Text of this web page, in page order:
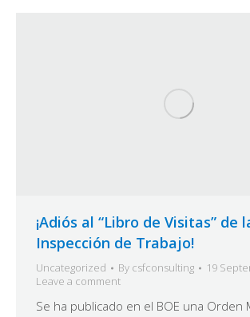
¡Adiós al “Libro de Visitas” de
Inspección de Trabajo!
Uncategorized By csfconsulting
19
Leave a comment
Se ha publicado en el BOE una Orden